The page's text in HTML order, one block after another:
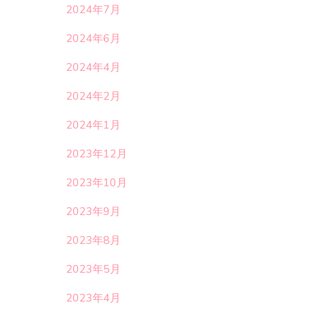
2024年7月
2024年6月
2024年4月
2024年2月
2024年1月
2023年12月
2023年10月
2023年9月
2023年8月
2023年5月
2023年4月